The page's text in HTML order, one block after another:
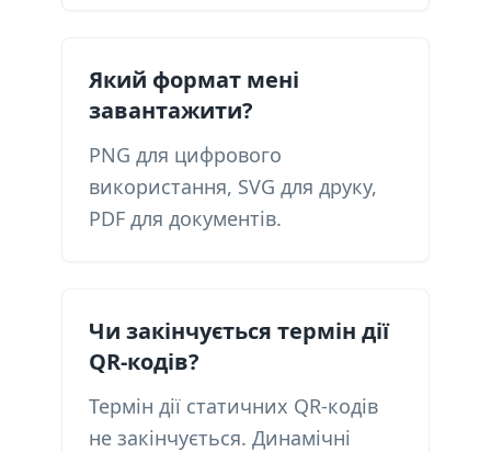
Який формат мені
завантажити?
PNG для цифрового
використання, SVG для друку,
PDF для документів.
Чи закінчується термін дії
QR-кодів?
Термін дії статичних QR-кодів
не закінчується. Динамічні